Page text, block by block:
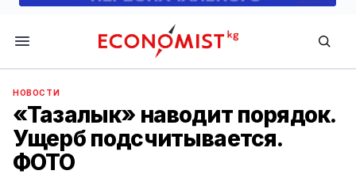
Economist.kg
НОВОСТИ
«Тазалык» наводит порядок.
Ущерб подсчитывается.
ФОТО